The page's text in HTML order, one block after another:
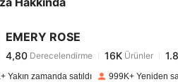
EMERY ROSE
4,80
y***m 1 gün öncekadar ödedi
Yakın zamanda satıldı 999K+ Yeniden